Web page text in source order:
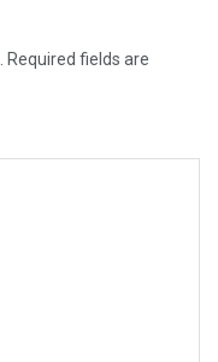
Required fields are